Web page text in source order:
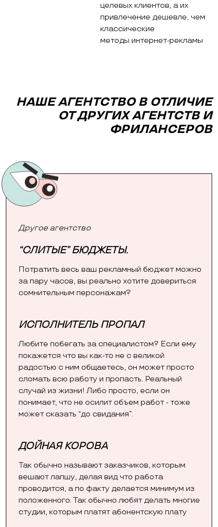
целевых клиентов, а их
привлечение дешевле, чем
классические
методы интернет-рекламы
НАШЕ АГЕНТСТВО В ОТЛИЧИЕ
ОТ ДРУГИХ АГЕНТСТВ И
ФРИЛАНСЕРОВ
Другое агентство
“СЛИТЫЕ” БЮДЖЕТЫ.
Потратить весь ваш рекламный бюджет можно
за пару часов, вы реально хотите довериться
сомнительным персонажам?
ИСПОЛНИТЕЛЬ ПРОПАЛ
Любите побегать за специалистом? Если ему
покажется что вы как-то не с великой
радостью с ним общаетесь, он может просто
сломать всю работу и пропасть. Реальный
случай из жизни! Либо просто, если он
понимает, что не осилит объем работ - тоже
может сказать “до свидания”.
ДОЙНАЯ КОРОВА
Так обычно называют заказчиков, которым
вешают лапшу, делая вид что работа
проводится, а по факту делается минимум из
положенного. Так обычно любят делать многие
студии, которым платят абонентскую плату